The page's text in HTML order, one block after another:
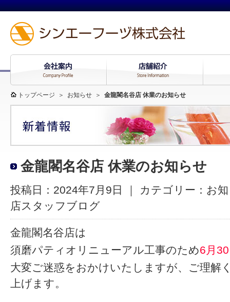
トップページ ＞ お知らせ ＞ 金龍閣名谷店 休業のお知らせ
金龍閣名谷店 休業のお知らせ
投稿日：2024年7月9日 ｜ カテゴリー： お
店スタッフブログ
金龍閣名谷店は
須磨パティオリニューアル工事のため6月
大変ご迷惑をおかけいたしますが、ご理解
上げます。